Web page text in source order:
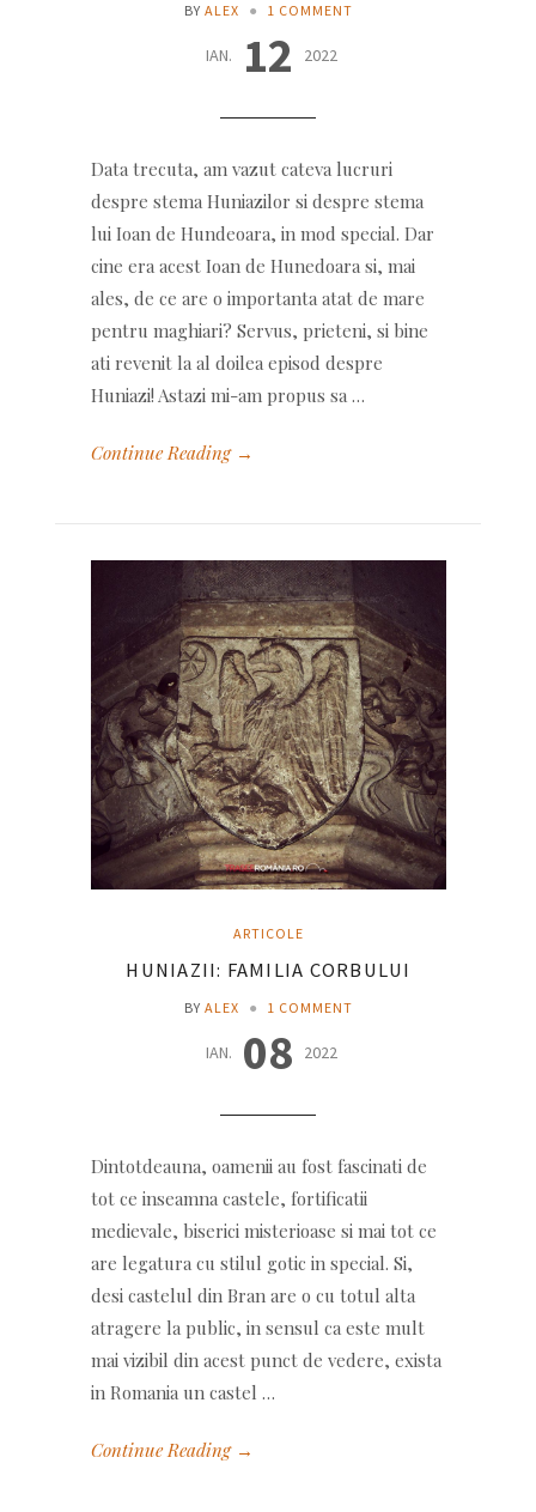
BY ALEX ● 1 COMMENT
12
IAN. 2022
Data trecuta, am vazut cateva lucruri
despre stema Huniazilor si despre stema
lui Ioan de Hundeoara, in mod special. Dar
cine era acest Ioan de Hunedoara si, mai
ales, de ce are o importanta atat de mare
pentru maghiari? Servus, prieteni, si bine
ati revenit la al doilea episod despre
Huniazi! Astazi mi-am propus sa …
Continue Reading →
ARTICOLE
HUNIAZII: FAMILIA CORBULUI
BY ALEX ● 1 COMMENT
08
IAN. 2022
Dintotdeauna, oamenii au fost fascinati de
tot ce inseamna castele, fortificatii
medievale, biserici misterioase si mai tot ce
are legatura cu stilul gotic in special. Si,
desi castelul din Bran are o cu totul alta
atragere la public, in sensul ca este mult
mai vizibil din acest punct de vedere, exista
in Romania un castel …
Continue Reading →